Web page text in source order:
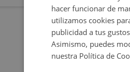
hacer funcionar de
utilizamos cookies
publicidad a tus
Asimismo, puedes
nuestra Política de